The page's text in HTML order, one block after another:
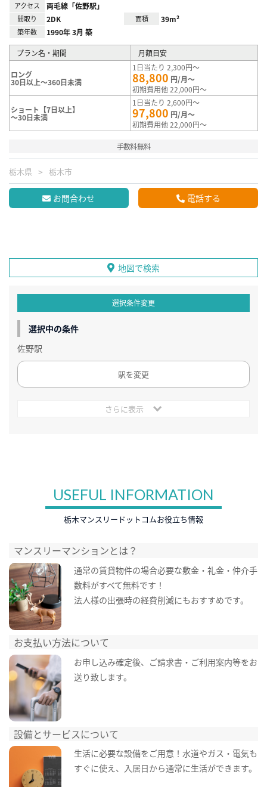
アクセス 両毛線「佐野駅」
間取り 2DK 面積 39m²
築年数 1990年 3月 築
プラン名・期間 月額目安
ロング
30日以上～360日未満
1日当たり 2,300円～
88,800 円/月～
初期費用他 22,000円～
ショート【7日以上】
～30日未満
1日当たり 2,600円～
97,800 円/月～
初期費用他 22,000円～
手数料無料
栃木県 栃木市
お問合わせ 電話する
地図で検索
選択条件変更
選択中の条件
佐野駅
駅を変更
さらに表示
USEFUL INFORMATION
栃木マンスリードットコムお役立ち情報
マンスリーマンションとは？
通常の賃貸物件の場合必要な敷金・礼金・仲介手
数料がすべて無料です！
法人様の出張時の経費削減にもおすすめです。
お支払い方法について
お申し込み確定後、ご請求書・ご利用案内等をお
送り致します。
設備とサービスについて
生活に必要な設備をご用意！水道やガス・電気も
すぐに使え、入居日から通常に生活ができます。